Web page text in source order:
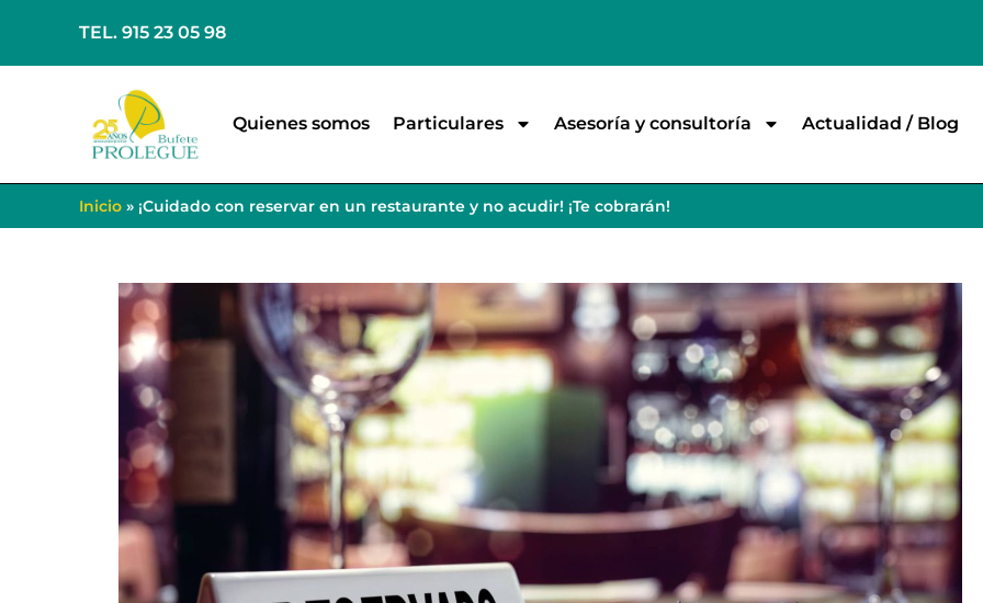
TEL. 915 23 05 98
Quienes somos Particulares Asesoría y consultoría Actualidad / Blog
Inicio » ¡Cuidado con reservar en un restaurante y no acudir! ¡Te cobrarán!